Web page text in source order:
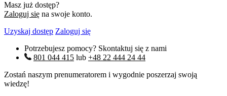
Masz już dostęp?
Zaloguj się na swoje konto.
Uzyskaj dostęp Zaloguj się
Potrzebujesz pomocy? Skontaktuj się z nami
801 044 415 lub +48 22 444 24 44
Zostań naszym prenumeratorem i wygodnie poszerzaj swoją
wiedzę!